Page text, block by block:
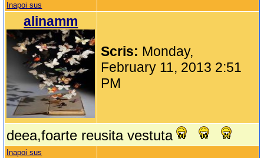
Inapoi sus
alinamm
Scris: Monday,
February 11, 2013 2:51
PM
deea,foarte reusita vestuta
Inapoi sus